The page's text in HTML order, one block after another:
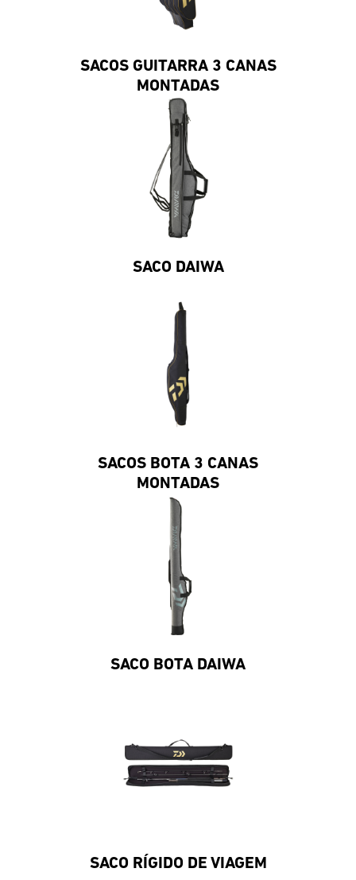
SACOS GUITARRA 3 CANAS
MONTADAS
SACO DAIWA
SACOS BOTA 3 CANAS
MONTADAS
SACO BOTA DAIWA
SACO RÍGIDO DE VIAGEM